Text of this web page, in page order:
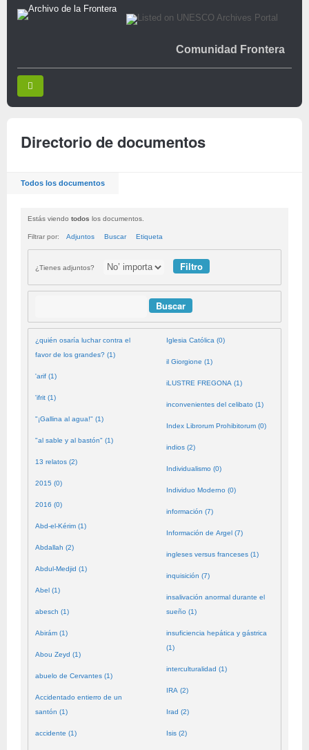
Comunidad Frontera
Directorio de documentos
Todos los documentos
Estás viendo todos los documentos.
Filtrar por: Adjuntos Buscar Etiqueta
¿Tienes adjuntos?
¿quién osaría luchar contra el
favor de los grandes? (1)
'arif (1)
'ifrit (1)
"¡Gallina al agua!" (1)
"al sable y al bastón" (1)
13 relatos (2)
2015 (0)
2016 (0)
Abd-el-Kérim (1)
Abdallah (2)
Abdul-Medjid (1)
Abel (1)
abesch (1)
Abirám (1)
Abou Zeyd (1)
abuelo de Cervantes (1)
Accidentado entierro de un
santón (1)
accidente (1)
Iglesia Católica (0)
il Giorgione (1)
iLUSTRE FREGONA (1)
inconvenientes del celibato (1)
Index Librorum Prohibitorum (0)
indios (2)
Individualismo (0)
Individuo Moderno (0)
información (7)
Información de Argel (7)
ingleses versus franceses (1)
inquisición (7)
insalivación anormal durante el
sueño (1)
insuficiencia hepática y gástrica
(1)
interculturalidad (1)
IRA (2)
Irad (2)
Isis (2)